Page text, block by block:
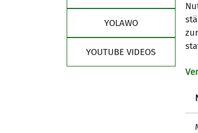
die Bereitschaft, sich mit
Grundlagen der Arbeit
Der*Die Jugendleiter*in
Bundesjugendordnung der
Grundsätze und
YOLAWO
YOUTUBE VIDEOS